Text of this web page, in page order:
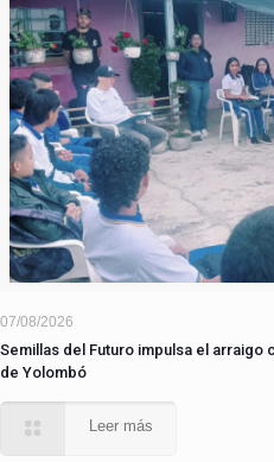
07/08/2026
Semillas del Futuro impulsa el arraigo
de Yolombó
Leer más